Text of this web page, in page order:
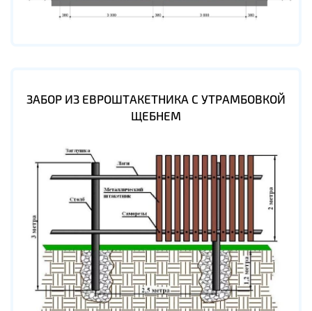
ЗАБОР ИЗ ЕВРОШТАКЕТНИКА С УТРАМБОВКОЙ
ЩЕБНЕМ